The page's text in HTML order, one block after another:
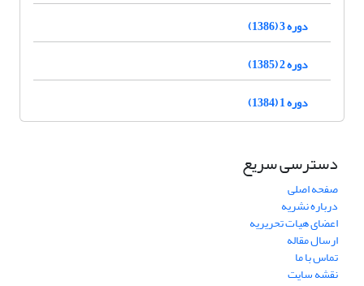
دوره 3 (1386)
دوره 2 (1385)
دوره 1 (1384)
دسترسی سریع
صفحه اصلی
درباره نشریه
اعضای هیات تحریریه
ارسال مقاله
تماس با ما
نقشه سایت